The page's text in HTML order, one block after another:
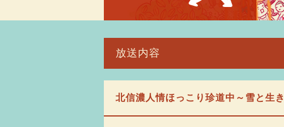
放送内容
北信濃人情ほっこり珍道中～雪と生